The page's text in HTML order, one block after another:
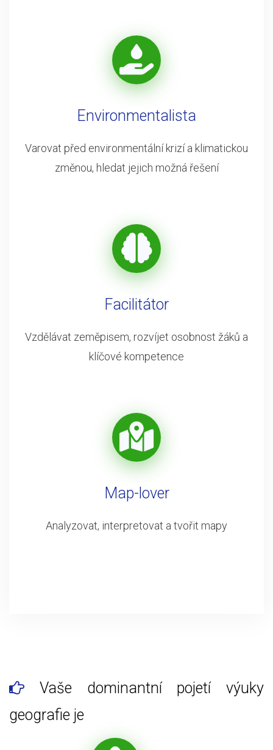
Environmentalista
Varovat před environmentální krizí a klimatickou
změnou, hledat jejich možná řešení
Facilitátor
Vzdělávat zeměpisem, rozvíjet osobnost žáků a
klíčové kompetence
Map-lover
Analyzovat, interpretovat a tvořit mapy
Vaše dominantní pojetí výuky
geografie je